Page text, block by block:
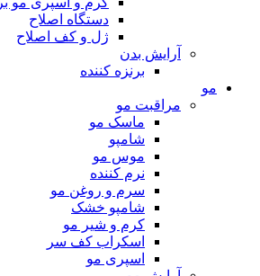
دستگاه اصلاح
ژل و کف اصلاح
آرایش بدن
برنزه کننده
مو
مراقبت مو
ماسک مو
شامپو
موس مو
نرم کننده
سرم و روغن مو
شامپو خشک
کرم و شیر مو
اسکراب کف سر
اسپری مو